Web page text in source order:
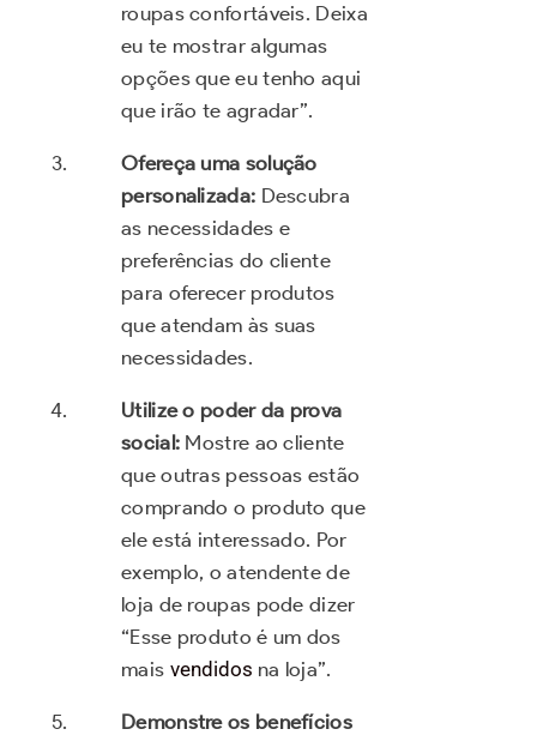
roupas confortáveis. Deixa
eu te mostrar algumas
opções que eu tenho aqui
que irão te agradar”.
Ofereça uma solução
personalizada: Descubra
as necessidades e
preferências do cliente
para oferecer produtos
que atendam às suas
necessidades.
Utilize o poder da prova
social: Mostre ao cliente
que outras pessoas estão
comprando o produto que
ele está interessado. Por
exemplo, o atendente de
loja de roupas pode dizer
“Esse produto é um dos
mais vendidos na loja”.
Demonstre os benefícios